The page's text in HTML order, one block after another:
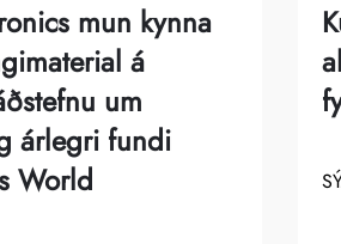
mun kynna
á
um
árlegri fundi
World